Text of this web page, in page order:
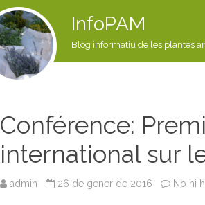
InfoPAM
Blog informatiu de les plantes
Conférence:
international sur
admin 26 de gener de 2016 No hi